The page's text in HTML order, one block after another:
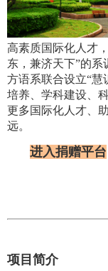
高素质国际化人才
东，兼济天下”的
方语系联合设立“慧
培养、学科建设、
更多国际化人才、
远。
进入捐赠平台
项目简介